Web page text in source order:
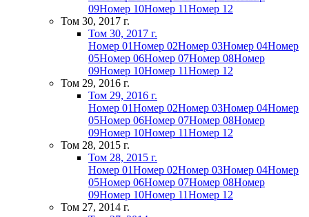
09Номер 10Номер 11Номер 12
Том 30, 2017 г.
Том 30, 2017 г.
Номер 01Номер 02Номер 03Номер 04Номер
05Номер 06Номер 07Номер 08Номер
09Номер 10Номер 11Номер 12
Том 29, 2016 г.
Том 29, 2016 г.
Номер 01Номер 02Номер 03Номер 04Номер
05Номер 06Номер 07Номер 08Номер
09Номер 10Номер 11Номер 12
Том 28, 2015 г.
Том 28, 2015 г.
Номер 01Номер 02Номер 03Номер 04Номер
05Номер 06Номер 07Номер 08Номер
09Номер 10Номер 11Номер 12
Том 27, 2014 г.